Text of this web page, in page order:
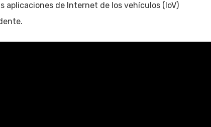
aplicaciones de Internet de los vehículos (IoV)